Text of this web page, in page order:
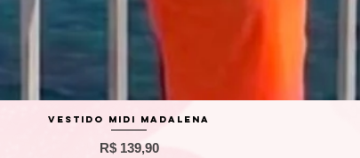
Visualização rápida
Vestido Midi Madalena
Preço
R$ 139,90